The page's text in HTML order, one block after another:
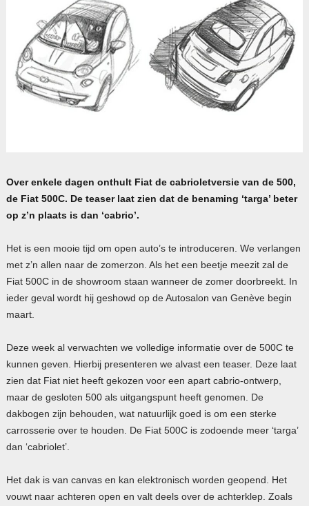
Over enkele dagen onthult Fiat de cabrioletversie van de 500,
de Fiat 500C. De teaser laat zien dat de benaming ‘targa’ beter
op z’n plaats is dan ‘cabrio’.
Het is een mooie tijd om open auto’s te introduceren. We verlangen
met z’n allen naar de zomerzon. Als het een beetje meezit zal de
Fiat 500C in de showroom staan wanneer de zomer doorbreekt. In
ieder geval wordt hij geshowd op de Autosalon van Genève begin
maart.
Deze week al verwachten we volledige informatie over de 500C te
kunnen geven. Hierbij presenteren we alvast een teaser. Deze laat
zien dat Fiat niet heeft gekozen voor een apart cabrio-ontwerp,
maar de gesloten 500 als uitgangspunt heeft genomen. De
dakbogen zijn behouden, wat natuurlijk goed is om een sterke
carrosserie over te houden. De Fiat 500C is zodoende meer ‘targa’
dan ‘cabriolet’.
Het dak is van canvas en kan elektronisch worden geopend. Het
vouwt naar achteren open en valt deels over de achterklep. Zoals